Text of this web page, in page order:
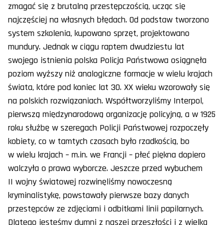
zmagać się z brutalną przestępczością, ucząc się
najczęściej na własnych błędach. Od podstaw tworzono
system szkolenia, kupowano sprzęt, projektowano
mundury. Jednak w ciągu raptem dwudziestu lat
swojego istnienia polska Policja Państwowa osiągnęła
poziom wyższy niż analogiczne formacje w wielu krajach
świata, które pod koniec lat 30. XX wieku wzorowały się
na polskich rozwiązaniach. Współtworzyliśmy Interpol,
pierwszą międzynarodową organizację policyjną, a w 1925
roku służbę w szeregach Policji Państwowej rozpoczęły
kobiety, co w tamtych czasach było rzadkością, bo
w wielu krajach – m.in. we Francji – płeć piękna dopiero
walczyła o prawa wyborcze. Jeszcze przed wybuchem
II wojny światowej rozwinęliśmy nowoczesną
kryminalistykę, powstawały pierwsze bazy danych
przestępców ze zdjęciami i odbitkami linii papilarnych.
Dlatego jesteśmy dumni z naszej przeszłości i z wielką